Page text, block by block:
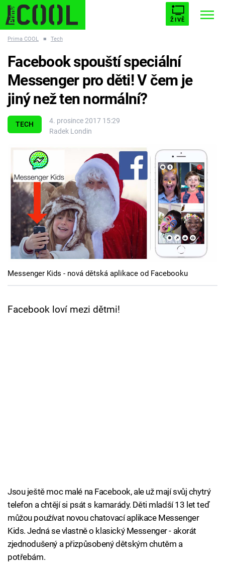
ŽIVĚ
ESCAPE PLNEJ KOTEL AVENGERS 5
Témata
Filmy
Seriály
Hry
Cool Esport
Pořady
TV Program
Sledujte prima+
Prima COOL ■ Tech
TECH
4. prosince 2017 15:29
Radek Londin
Facebook spouští speciální
Messenger pro děti! V čem je
jiný než ten normální?
Messenger Kids - nová dětská aplikace od Facebooku
Facebook loví mezi dětmi!
Jsou ještě moc malé na Facebook, ale už mají svůj chytrý
telefon a chtějí si psát s kamarády. Děti mladší 13 let teď
můžou používat novou chatovací aplikace Messenger
Kids. Jedná se vlastně o klasický Messenger - akorát
zjednodušený a přizpůsobený dětským chutěm a
potřebám.